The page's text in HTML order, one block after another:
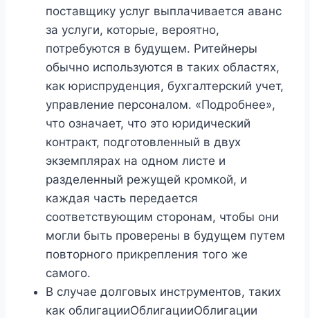
поставщику услуг выплачивается аванс
за услуги, которые, вероятно,
потребуются в будущем. Ритейнеры
обычно используются в таких областях,
как юриспруденция, бухгалтерский учет,
управление персоналом. «Подробнее»,
что означает, что это юридический
контракт, подготовленный в двух
экземплярах на одном листе и
разделенный режущей кромкой, и
каждая часть передается
соответствующим сторонам, чтобы они
могли быть проверены в будущем путем
повторного прикрепления того же
самого.
В случае долговых инструментов, таких
как облигацииОблигацииОблигации